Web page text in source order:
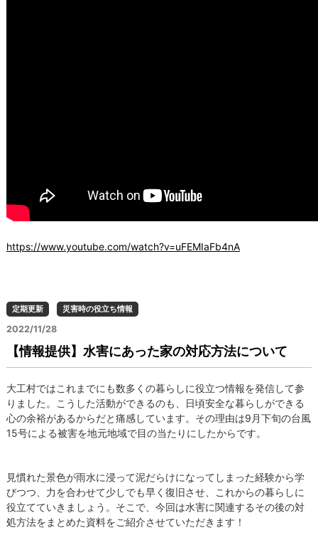
https://www.youtube.com/watch?v=uFEMIaFb4nA
定期更新 災害時の役立ち情報
2022/11/28
【情報提供】水害にあった家の対応方法について
大工村ではこれまでにも数多くの暮らしに役立つ情報を発信して参
りました。こうした活動ができるのも、日頃安全な暮らしができる
心の余裕があるからだと痛感しています。その理由は9月下旬の台風
15号による被害を地元地域で目の当たりにしたからです。
見慣れた景色が雨水に浸って泥だらけになってしまった経験から学
びつつ、力を合わせて少しでも早く復旧させ、これからの暮らしに
役立てていきましょう。そこで、今回は水害に関連するその後の対
処方法をまとめた資料をご紹介させていただきます！